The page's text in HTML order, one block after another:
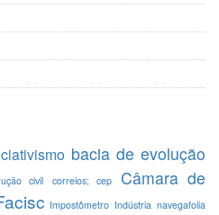
bacia de evolução
civil correios; cep
Câmara de
Impostômetro Indústria navegafolia